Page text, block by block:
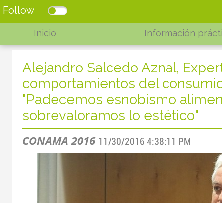
Follow
Inicio Información
Alejandro Salcedo Aznal,
comportamientos del
"Padecemos esnobismo
sobrevaloramos lo estético"
CONAMA 2016 11/30/2016 4:38:11 PM